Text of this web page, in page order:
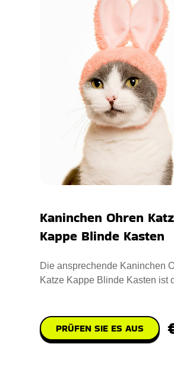
Kaninchen Ohren
Kappe Blinde Kasten
Die ansprechende Kaninchen
Katze Kappe Blinde Kasten ist
PRÜFEN SIE ES AUS